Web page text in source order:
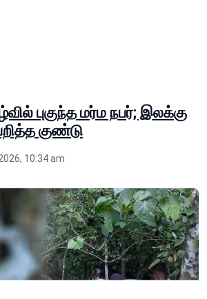
புகுந்த மர்ம நபர்; இலக்கு
குண்டு
10:34 am